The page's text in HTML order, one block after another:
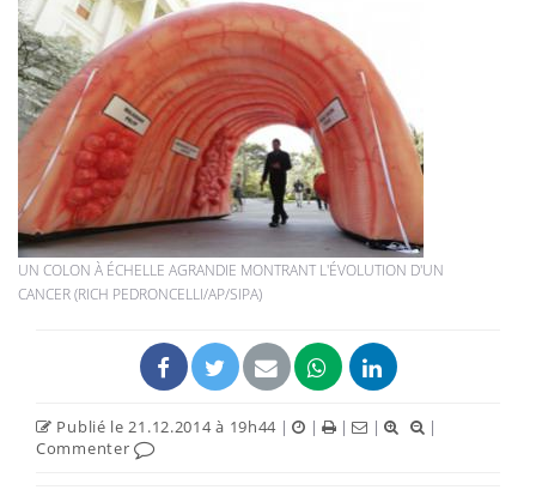
UN COLON À ÉCHELLE AGRANDIE MONTRANT L'ÉVOLUTION D'UN
CANCER (RICH PEDRONCELLI/AP/SIPA)
Publié le 21.12.2014 à 19h44 | | | |
|
Commenter